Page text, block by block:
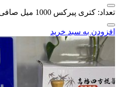
تعداد: کتری پیرکس 1000 میل صافی استیل کد 305
افزودن به سبد خرید